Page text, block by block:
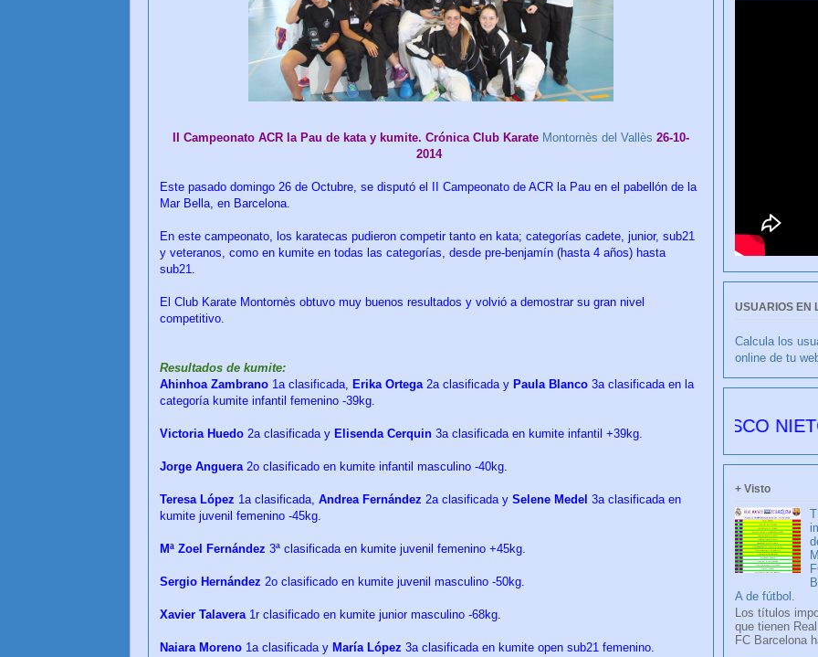
II Campeonato ACR la Pau de kata y kumite. Crónica Club Karate Montornès del Vallès 26-10-
2014
Este pasado domingo 26 de Octubre, se disputó el II Campeonato de ACR la Pau en el pabellón de la
Mar Bella, en Barcelona.
En este campeonato, los karatecas pudieron competir tanto en kata; categorías cadete, junior, sub21
y veteranos, como en kumite en todas las categorías, desde pre-benjamín (hasta 4 años) hasta
sub21.
El Club Karate Montornès obtuvo muy buenos resultados y volvió a demostrar su gran nivel
competitivo.
Resultados de kumite:
Ahinhoa Zambrano 1a clasificada, Erika Ortega 2a clasificada y Paula Blanco 3a clasificada en la
categoría kumite infantil femenino -39kg.
Victoria Huedo 2a clasificada y Elisenda Cerquin 3a clasificada en kumite infantil +39kg.
Jorge Anguera 2o clasificado en kumite infantil masculino -40kg.
Teresa López 1a clasificada, Andrea Fernández 2a clasificada y Selene Medel 3a clasificada en
kumite juvenil femenino -45kg.
Mª Zoel Fernández 3ª clasificada en kumite juvenil femenino +45kg.
Sergio Hernández 2o clasificado en kumite juvenil masculino -50kg.
Xavier Talavera 1r clasificado en kumite junior masculino -68kg.
Naiara Moreno 1a clasificada y María López 3a clasificada en kumite open sub21 femenino.
USUARIOS EN
Calcula los
online de tu
CULIBLANCO por FRANCISCO NIETO
+ Visto
A de fútbol.
Los títulos
que tienen
FC Barcelona